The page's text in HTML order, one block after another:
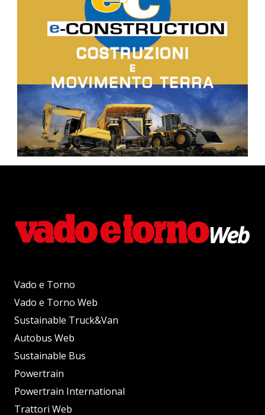
Vado e Torno
Vado e Torno Web
Sustainable Truck&Van
Autobus Web
Sustainable Bus
Powertrain
Powertrain International
Trattori Web